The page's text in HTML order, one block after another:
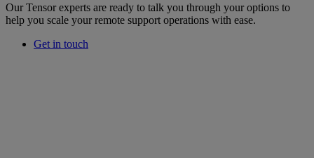
Our Tensor experts are ready to talk you through your options to
help you scale your remote support operations with ease.
Get in touch